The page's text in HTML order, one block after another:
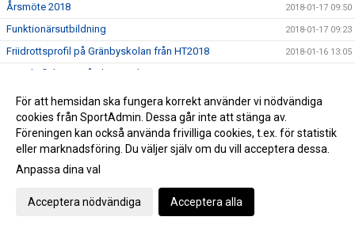
Årsmöte 2018 2018-01-17 09:50
Funktionärsutbildning 2018-01-17 09:23
Friidrottsprofil på Gränbyskolan från HT2018 2018-01-16 13:05
Mondo fick pris på Idrottsgalan
Nytt juniorvärldsrekord i säsongsdebut - men dessvärre
ogiltig
2018-01-13 17:26
Biljetter till Nordenkampen som UIF:are 2018-01-12 10:49
UIF tackar alla som gjorde helgen till en succé 2018-01-08 15:51
Tre nya distriktrekord i början på säsongen
Webbsändingen fredag
Tidsprogram till Muskelcentrum Indoor UTE!
För att hemsidan ska fungera korrekt använder vi nödvändiga
cookies från SportAdmin. Dessa går inte att stänga av.
Föreningen kan också använda frivilliga cookies, t.ex. för statistik
eller marknadsföring. Du väljer själv om du vill acceptera dessa.
Anpassa dina val
Acceptera nödvändiga Acceptera alla